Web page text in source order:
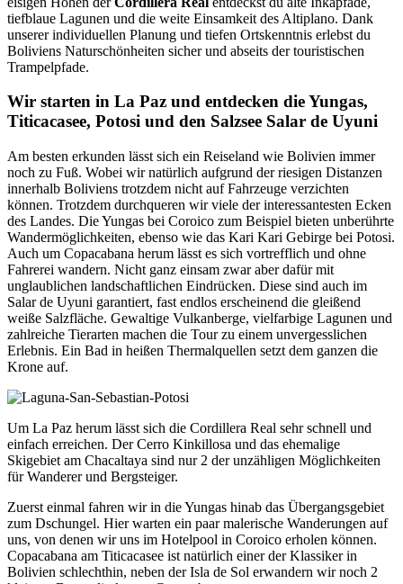
tiefblaue Lagunen und die weite Einsamkeit des Altiplano. Dank
unserer individuellen Planung und tiefen Ortskenntnis erlebst du
Boliviens Naturschönheiten sicher und abseits der touristischen
Trampelpfade.
Wir starten in La Paz und entdecken die Yungas,
Titicacasee, Potosi und den Salzsee Salar de Uyuni
Am besten erkunden lässt sich ein Reiseland wie Bolivien immer
noch zu Fuß. Wobei wir natürlich aufgrund der riesigen Distanzen
innerhalb Boliviens trotzdem nicht auf Fahrzeuge verzichten
können. Trotzdem durchqueren wir viele der interessantesten Ecken
des Landes. Die Yungas bei Coroico zum Beispiel bieten unberührte
Wandermöglichkeiten, ebenso wie das Kari Kari Gebirge bei Potosi.
Auch um Copacabana herum lässt es sich vortrefflich und ohne
Fahrerei wandern. Nicht ganz einsam zwar aber dafür mit
unglaublichen landschaftlichen Eindrücken. Diese sind auch im
Salar de Uyuni garantiert, fast endlos erscheinend die gleißend
weiße Salzfläche. Gewaltige Vulkanberge, vielfarbige Lagunen und
zahlreiche Tierarten machen die Tour zu einem unvergesslichen
Erlebnis. Ein Bad in heißen Thermalquellen setzt dem ganzen die
Krone auf.
Um La Paz herum lässt sich die Cordillera Real sehr schnell und
einfach erreichen. Der Cerro Kinkillosa und das ehemalige
Skigebiet am Chacaltaya sind nur 2 der unzähligen Möglichkeiten
für Wanderer und Bergsteiger.
Zuerst einmal fahren wir in die Yungas hinab das Übergangsgebiet
zum Dschungel. Hier warten ein paar malerische Wanderungen auf
uns, von denen wir uns im Hotelpool in Coroico erholen können.
Copacabana am Titicacasee ist natürlich einer der Klassiker in
Bolivien schlechthin, neben der Isla de Sol erwandern wir noch 2